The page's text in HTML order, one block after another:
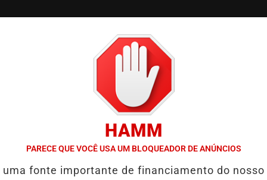
COLUNAS / EMPREGOS
ESCOLA ESTADUAL MELO MORAES EM AÇÃO EDUCATIVA EM
HAMM
PARECE QUE VOCÊ USA UM BLOQUEADOR DE ANÚNCIOS
fonte importante de financiamento do nosso